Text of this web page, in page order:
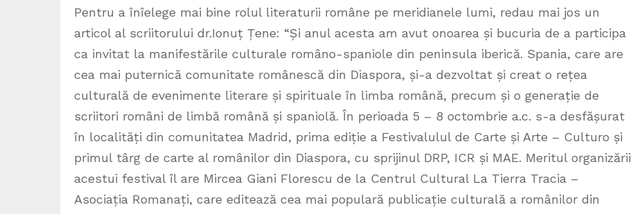
Pentru a înîelege mai bine rolul literaturii române pe meridianele lumi, redau mai jos un
articol al scriitorului dr.Ionuț Țene: “Și anul acesta am avut onoarea și bucuria de a participa
ca invitat la manifestările culturale româno-spaniole din peninsula iberică. Spania, care are
cea mai puternică comunitate românescă din Diaspora, și-a dezvoltat și creat o rețea
culturală de evenimente literare și spirituale în limba română, precum și o generație de
scriitori români de limbă română și spaniolă. În perioada 5 – 8 octombrie a.c. s-a desfășurat
în localități din comunitatea Madrid, prima ediție a Festivalulul de Carte și Arte – Culturo și
primul târg de carte al românilor din Diaspora, cu sprijinul DRP, ICR și MAE. Meritul organizării
acestui festival îl are Mircea Giani Florescu de la Centrul Cultural La Tierra Tracia –
Asociația Romanați, care editează cea mai populară publicație culturală a românilor din